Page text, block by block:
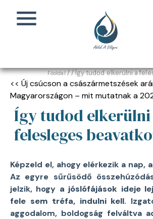
Főoldal// Így tudod elkerülni a
<< Új csúcson a császármetszések
Magyarországon – mit mutatnak a
Így tudod
felesleges
Képzeld el, ahogy elérkezik a nap,
Az egyre sűrűsödő
jelzik, hogy a jóslófájások ideje
fele sem tréfa, indulni kell.
aggodalom, boldogság felváltva